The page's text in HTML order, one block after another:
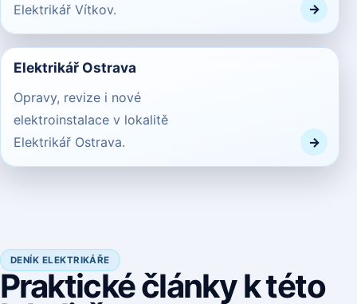
Elektrikář Vítkov.
Elektrikář Ostrava
Opravy, revize i nové
elektroinstalace v lokalitě
Elektrikář Ostrava.
DENÍK ELEKTRIKÁŘE
Praktické články k této